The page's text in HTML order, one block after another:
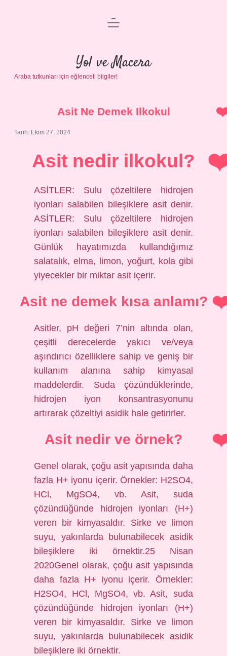
Anasayfa
Gizlilik Politikası
Yasal Uyarı
menüyü
Yol ve Macera
Araba tutkunları için eğlenceli bilgiler!
Asit Ne Demek Ilkokul
Tarih: Ekim 27, 2024
Asit nedir ilkokul?
ASİTLER: Sulu çözeltilere hidrojen
iyonları salabilen bileşiklere asit denir.
ASİTLER: Sulu çözeltilere hidrojen
iyonları salabilen bileşiklere asit denir.
Günlük hayatımızda kullandığımız
salatalık, elma, limon, yoğurt, kola gibi
yiyecekler bir miktar asit içerir.
Asit ne demek kısa anlamı?
Asitler, pH değeri 7’nin altında olan,
çeşitli derecelerde yakıcı ve/veya
aşındırıcı özelliklere sahip ve geniş bir
kullanım alanına sahip kimyasal
maddelerdir. Suda çözündüklerinde,
hidrojen iyon konsantrasyonunu
artırarak çözeltiyi asidik hale getirirler.
Asit nedir ve örnek?
Genel olarak, çoğu asit yapısında daha
fazla H+ iyonu içerir. Örnekler: H2SO4,
HCl, MgSO4, vb. Asit, suda
çözündüğünde hidrojen iyonları (H+)
veren bir kimyasaldır. Sirke ve limon
suyu, yakınlarda bulunabilecek asidik
bileşiklere iki örnektir.25 Nisan
2020Genel olarak, çoğu asit yapısında
daha fazla H+ iyonu içerir. Örnekler:
H2SO4, HCl, MgSO4, vb. Asit, suda
çözündüğünde hidrojen iyonları (H+)
veren bir kimyasaldır. Sirke ve limon
suyu, yakınlarda bulunabilecek asidik
bileşiklere iki örnektir.